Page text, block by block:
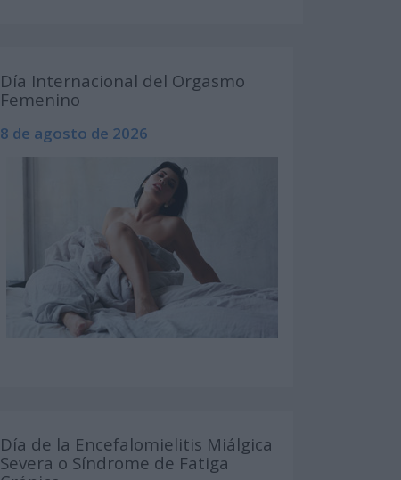
Día Internacional del Orgasmo
Femenino
8 de agosto de 2026
Día de la Encefalomielitis Miálgica
Severa o Síndrome de Fatiga